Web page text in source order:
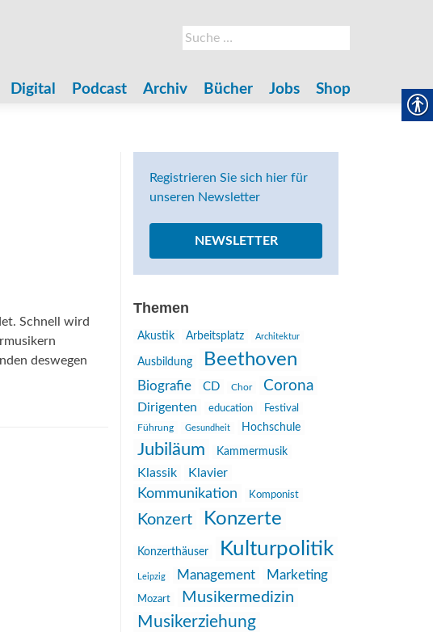
Suche
nach:
Digital Podcast Archiv Bücher Jobs Shop
Schnell wird
deswegen
Registrieren Sie sich hier für
unseren Newsletter
NEWSLETTER
Themen
Akustik Arbeitsplatz Architektur
Ausbildung Beethoven
Biografie CD Chor Corona
Dirigenten education
Festival
Führung
Gesundheit Hochschule
Jubiläum Kammermusik
Klassik Klavier
Kommunikation Komponist
Konzert Konzerte
Konzerthäuser Kulturpolitik
Leipzig Management Marketing
Mozart Musikermedizin
Musikerziehung